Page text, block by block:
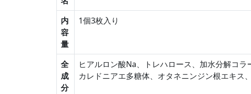
内
容
量
1個3枚入り
全
成
分
ヒアルロン酸Na、トレハロース、加水分解コ
カレドニアエ多糖体、オタネニンジン根エキス